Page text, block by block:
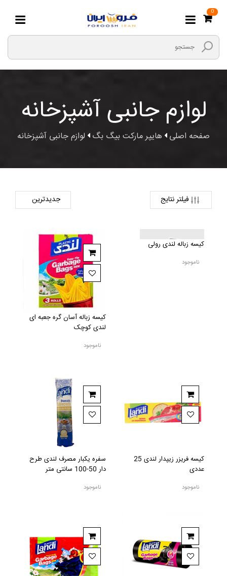
0
لوازم جانبی آشپزخانه
صفحه اصلی هایپر مارکت بیگ بگ لوازم جانبی آشپزخانه
فیلتر نتایج
کيسه زباله لندی رولی
ناموجود
کیسه زباله آسان گره جعبه ای
لندی کوچک
ناموجود
کیسه فریزر زیپدار لندی 25
عددی
ناموجود
سفره یکبار مصرف لندی طرح
دار 50-100 سانتی متر
ناموجود